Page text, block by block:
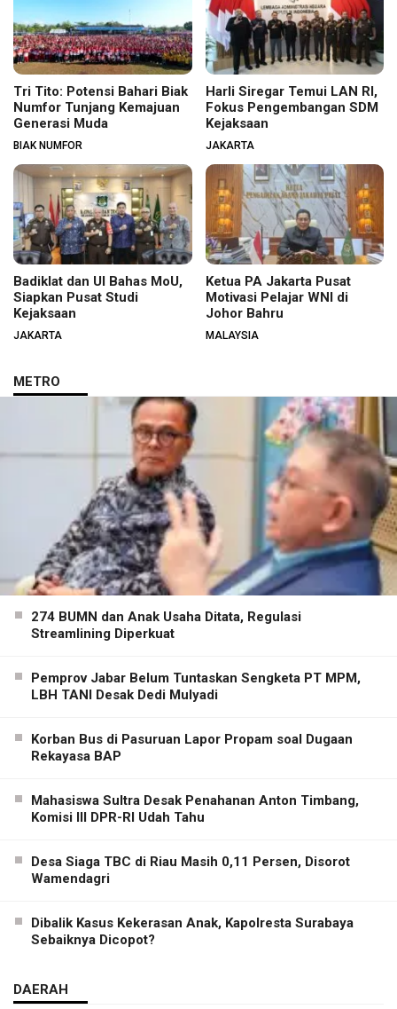
Tri Tito: Potensi Bahari Biak
Numfor Tunjang Kemajuan
Generasi Muda
BIAK NUMFOR
Harli Siregar Temui LAN RI,
Fokus Pengembangan SDM
Kejaksaan
JAKARTA
Badiklat dan UI Bahas MoU,
Siapkan Pusat Studi
Kejaksaan
JAKARTA
Ketua PA Jakarta Pusat
Motivasi Pelajar WNI di
Johor Bahru
MALAYSIA
METRO
274 BUMN dan Anak Usaha Ditata, Regulasi
Streamlining Diperkuat
Pemprov Jabar Belum Tuntaskan Sengketa PT MPM,
LBH TANI Desak Dedi Mulyadi
Korban Bus di Pasuruan Lapor Propam soal Dugaan
Rekayasa BAP
Mahasiswa Sultra Desak Penahanan Anton Timbang,
Komisi III DPR-RI Udah Tahu
Desa Siaga TBC di Riau Masih 0,11 Persen, Disorot
Wamendagri
Dibalik Kasus Kekerasan Anak, Kapolresta Surabaya
Sebaiknya Dicopot?
DAERAH